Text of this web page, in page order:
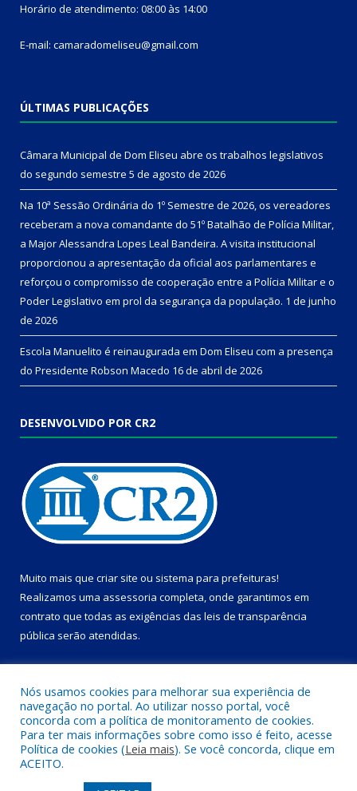
Horário de atendimento: 08:00 às 14:00
E-mail: camaradomeliseu@gmail.com
ÚLTIMAS PUBLICAÇÕES
Câmara Municipal de Dom Eliseu abre os trabalhos legislativos
do segundo semestre 5 de agosto de 2026
Na 10ª Sessão Ordinária do 1º Semestre de 2026, os vereadores
receberam a nova comandante do 51º Batalhão de Polícia Militar,
a Major Alessandra Lopes Leal Bandeira. A visita institucional
proporcionou a apresentação da oficial aos parlamentares e
reforçou o compromisso de cooperação entre a Polícia Militar e o
Poder Legislativo em prol da segurança da população. 1 de junho
de 2026
Escola Manuelito é reinaugurada em Dom Eliseu com a presença
do Presidente Robson Macedo 16 de abril de 2026
DESENVOLVIDO POR CR2
Muito mais que criar site ou sistema para prefeituras!
Realizamos uma assessoria completa, onde garantimos em
contrato que todas as exigências das leis de transparência
pública serão atendidas.
Todos os direitos reservados a Câmara Municipal de Dom Eliseu.
Nós usamos cookies para melhorar sua experiência de
navegação no portal. Ao utilizar nosso portal, você
concorda com a política de monitoramento de cookies.
Para ter mais informações sobre como isso é feito, acesse
Política de cookies (Leia mais). Se você concorda, clique em
ACEITO.